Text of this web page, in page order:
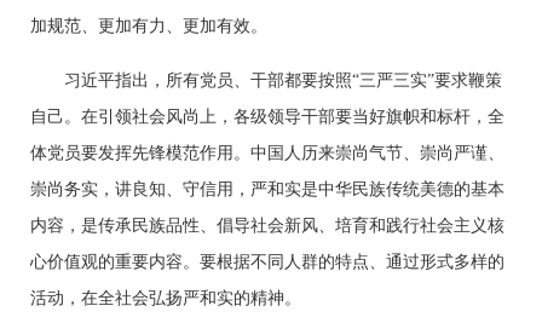
加规范、更加有力、更加有效。
习近平指出，所有党员、干部都要按照“三严三实”要求鞭策
自己。在引领社会风尚上，各级领导干部要当好旗帜和标杆，全
体党员要发挥先锋模范作用。中国人历来崇尚气节、崇尚严谨、
崇尚务实，讲良知、守信用，严和实是中华民族传统美德的基本
内容，是传承民族品性、倡导社会新风、培育和践行社会主义核
心价值观的重要内容。要根据不同人群的特点、通过形式多样的
活动，在全社会弘扬严和实的精神。